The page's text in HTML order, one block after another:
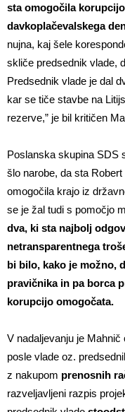
sta omogočila
davkoplačevalskega
nujna, kaj šele
skliče predsednik vlade,
Predsednik vlade je dal
kar se tiče stavbe na
rezerve,” je bil kritičen
Poslanska skupina SDS
šlo narobe, da sta
omogočila krajo iz
se je žal tudi s pomočjo
dva, ki sta najbolj
netransparentnega
bi bilo, kako je možno,
pravičnika in pa borca
korupcijo omogočata.
V nadaljevanju je
posle vlade oz.
z nakupom prenosnih
razveljavljeni razpis